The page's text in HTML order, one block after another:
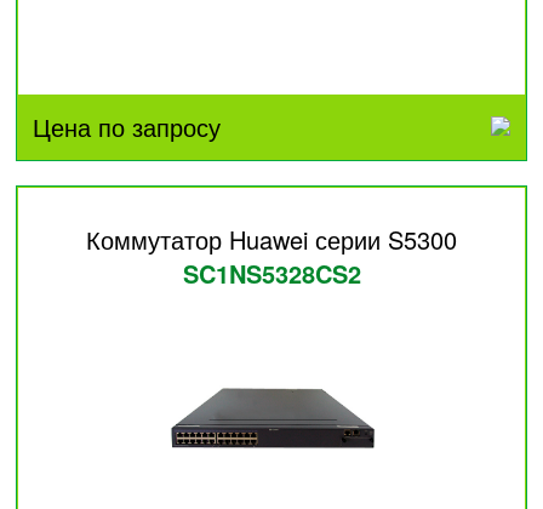
Цена по запросу
Коммутатор Huawei серии S5300
SC1NS5328CS2